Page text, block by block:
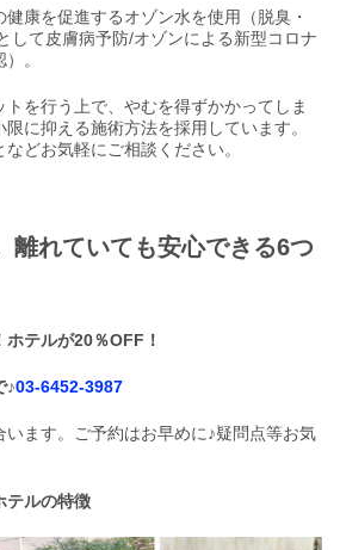
康を促進するオゾン水を使用（脱臭・
して皮膚病予防/オゾンによる新型コロナ
。
トを行う上で、やむを得ずかかってしま
に抑える施術方法を採用しています。
どお気軽にご相談ください。
離れていても安心できる6つ
テルが20％OFF！
♪03-6452-3987
ます。ご予約はお早めに♪疑問点等お気
テルの特徴